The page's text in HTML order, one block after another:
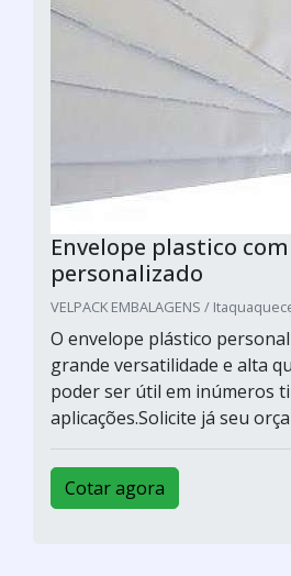
Envelope plastico
personalizado
VELPACK EMBALAGENS /
O envelope plástico
grande versatilidade e alta
poder ser útil em inúmeros
aplicações.Solicite já seu
Cotar agora